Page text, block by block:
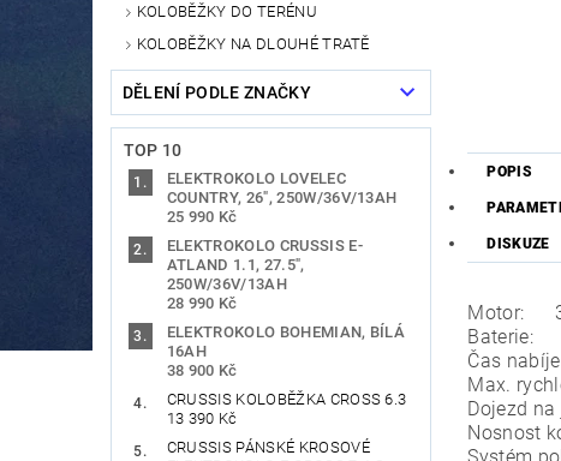
KOLOBĚŽKY DO TERÉNU
KOLOBĚŽKY NA DLOUHÉ TRATĚ
DĚLENÍ PODLE ZNAČKY
TOP 10
ELEKTROKOLO LOVELEC
COUNTRY, 26", 250W/36V/13AH
25 990 Kč
ELEKTROKOLO CRUSSIS E-
ATLAND 1.1, 27.5",
250W/36V/13AH
28 990 Kč
ELEKTROKOLO BOHEMIAN, BÍLÁ
16AH
38 900 Kč
CRUSSIS KOLOBĚŽKA CROSS 6.3
13 390 Kč
CRUSSIS PÁNSKÉ KROSOVÉ
POPIS
DISKUZE
Motor:
Baterie:
Čas
Max.
Dojezd
Nosnost